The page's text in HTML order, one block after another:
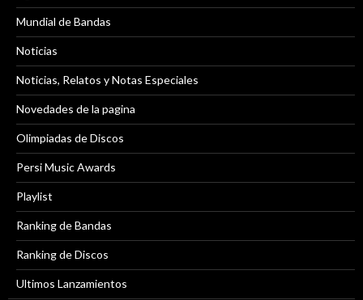
Mundial de Bandas
Noticias
Noticias, Relatos y Notas Especiales
Novedades de la pagina
Olimpiadas de Discos
Persi Music Awards
Playlist
Ranking de Bandas
Ranking de Discos
Ultimos Lanzamientos